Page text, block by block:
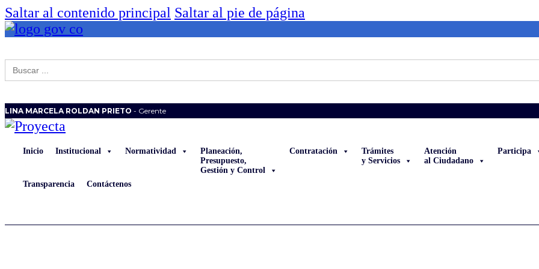
Saltar al contenido principal Saltar al pie de página
Buscar:
LINA MARCELA ROLDAN PRIETO - Gerente
Inicio Institucional Normatividad
Planeación,
Presupuesto,
Gestión y Control
Contratación
Trámites
y Servicios
Atención
al Ciudadano
Participa
Transparencia Contáctenos